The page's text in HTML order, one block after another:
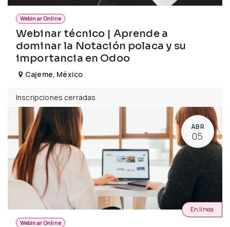
Webinar Online
Webinar técnico | Aprende a
dominar la Notación polaca y su
importancia en Odoo
Cajeme, México
Inscripciones cerradas
ABR
05
Webinar Online
En línea